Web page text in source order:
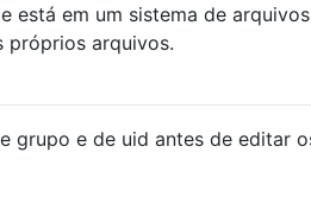
está em um sistema de arquivos
próprios arquivos.
grupo e de uid antes de editar